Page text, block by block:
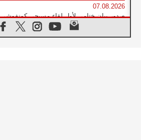
07.08.2026
صدور بيان ختامي لأول لقاء مسيحي كونفوشي
بمشاركة الدائرة الفاتيكانية للحوار بين الأديان
07.08.2026